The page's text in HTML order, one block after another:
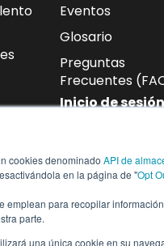
cookies denominado API de
en la página de "Opt
para recopilar
parte.
una única cookie en su
Eventos
Glosario
Preguntas
Frecuentes
Inicio de
sobre mano de